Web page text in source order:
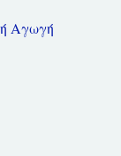
Αγωγή